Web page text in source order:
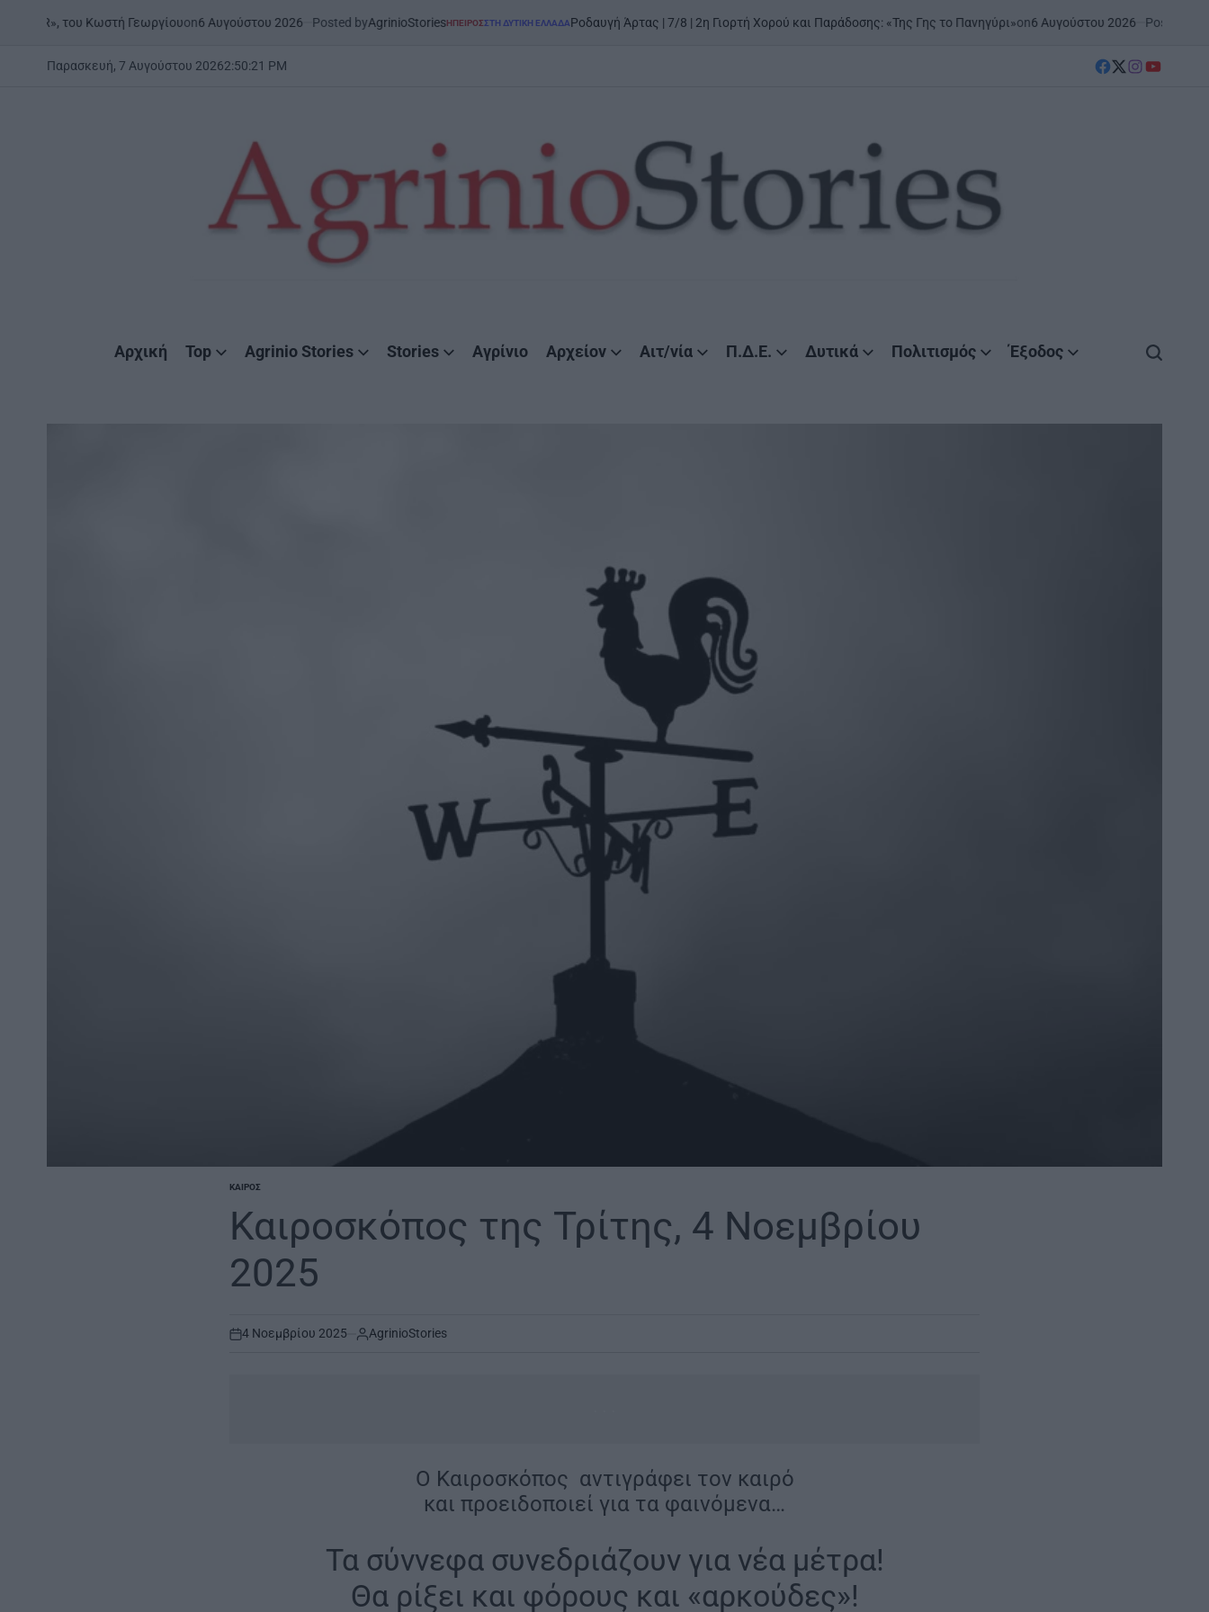
του Κωστή Γεωργίουon6 Αυγούστου 2026 Posted by AgrinioStoriesPOSTED
ΉΠΕΙΡΟΣΣΤΗ ΔΥΤΙΚΉ ΕΛΛΆΔΑΡοδαυγή Άρτας | 7/8 | 2η Γιορτή Χορού και Παράδοσης: «Της Γης το Πανηγύρι» on6 Αυγούστου 2026 Posted by
Παρασκευή, 7 Αυγούστου 20262:50:22 PM
facebook
Twitter
instagram
YouTube
Αρχική Top Agrinio Stories Stories Αγρίνιο Αρχείον Αιτ/νία Π.Δ.Ε. Δυτικά Πολιτισμός Έξοδος
POSTED
ΚΑΙΡΌΣ
Καιροσκόπος της Τρίτης, 4 Νοεμβρίου
2025
on
4 Νοεμβρίου 2025 AgrinioStories
O Καιροσκόπος αντιγράφει τον καιρό
και προειδοποιεί για τα φαινόμενα…
Τα σύννεφα συνεδριάζουν για νέα μέτρα!
Θα ρίξει και φόρους και «αρκούδες»!